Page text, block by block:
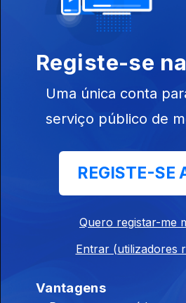
Registe-se
Uma única conta
serviço público de
REGISTE-SE
Quero registar-me
Entrar (utilizadores
Vantagens